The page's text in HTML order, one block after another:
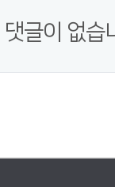
글이 없습